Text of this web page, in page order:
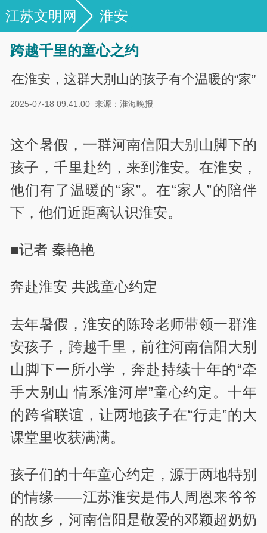
江苏文明网 淮安
跨越千里的童心之约
在淮安，这群大别山的孩子有个温暖的“家”
2025-07-18 09:41:00 来源：淮海晚报
这个暑假，一群河南信阳大别山脚下的
孩子，千里赴约，来到淮安。在淮安，
他们有了温暖的“家”。在“家人”的陪伴
下，他们近距离认识淮安。
■记者 秦艳艳
奔赴淮安 共践童心约定
去年暑假，淮安的陈玲老师带领一群淮
安孩子，跨越千里，前往河南信阳大别
山脚下一所小学，奔赴持续十年的“牵
手大别山 情系淮河岸”童心约定。十年
的跨省联谊，让两地孩子在“行走”的大
课堂里收获满满。
孩子们的十年童心约定，源于两地特别
的情缘——江苏淮安是伟人周恩来爷爷
的故乡，河南信阳是敬爱的邓颖超奶奶